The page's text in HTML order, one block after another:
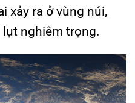
xảy ra ở vùng núi,
nghiêm trọng.